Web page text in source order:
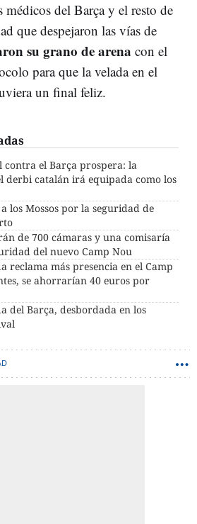
del Barça y el resto de
que despejaron las vías de
su grano de arena con el
para que la velada en el
un final feliz.
contra el Barça prospera: la
derbi catalán irá equipada como los
los Mossos por la seguridad de
de 700 cámaras y una comisaría
del nuevo Camp Nou
reclama más presencia en el Camp
se ahorrarían 40 euros por
del Barça, desbordada en los